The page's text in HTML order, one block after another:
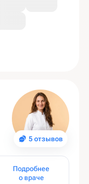
5 отзывов
Подробнее
о враче